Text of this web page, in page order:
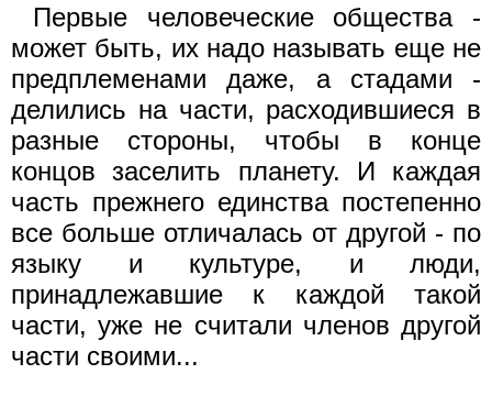
Первые человеческие общества -
может быть, их надо называть еще не
предплеменами даже, а стадами -
делились на части, расходившиеся в
разные стороны, чтобы в конце
концов заселить планету. И каждая
часть прежнего единства постепенно
все больше отличалась от другой - по
языку и культуре, и люди,
принадлежавшие к каждой такой
части, уже не считали членов другой
части своими...